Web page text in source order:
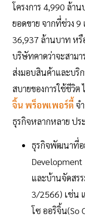
โครงการ 4,990 ล้า
ยอดขาย จากที่ช่วง
36,937 ล้านบาท หรื
บริษัทคาดว่าจะสาม
ส่งมอบสินค้าและบริ
สบายของการใช้ชีวิ
จิ้น พร็อพเพอร์ตี้ จ
ธุรกิจหลากหลาย ปร
ธุรกิจพัฒนาที่อ
และบ้านจัดสร
3/2566) เช่น
โซ ออริจิ้น(So